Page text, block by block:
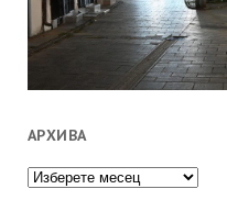
АРХИВА
Архива